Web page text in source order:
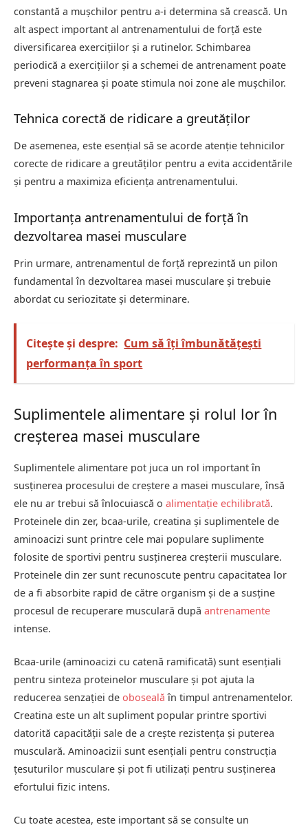
constantă a mușchilor pentru a-i determina să crească. Un
alt aspect important al antrenamentului de forță este
diversificarea exercițiilor și a rutinelor. Schimbarea
periodică a exercițiilor și a schemei de antrenament poate
preveni stagnarea și poate stimula noi zone ale mușchilor.
Tehnica corectă de ridicare a greutăților
De asemenea, este esențial să se acorde atenție tehnicilor
corecte de ridicare a greutăților pentru a evita accidentările
și pentru a maximiza eficiența antrenamentului.
Importanța antrenamentului de forță în
dezvoltarea masei musculare
Prin urmare, antrenamentul de forță reprezintă un pilon
fundamental în dezvoltarea masei musculare și trebuie
abordat cu seriozitate și determinare.
Citește și despre: Cum să îți îmbunătățești
performanța în sport
Suplimentele alimentare și rolul lor în
creșterea masei musculare
Suplimentele alimentare pot juca un rol important în
susținerea procesului de creștere a masei musculare, însă
ele nu ar trebui să înlocuiască o alimentație echilibrată.
Proteinele din zer, bcaa-urile, creatina și suplimentele de
aminoacizi sunt printre cele mai populare suplimente
folosite de sportivi pentru susținerea creșterii musculare.
Proteinele din zer sunt recunoscute pentru capacitatea lor
de a fi absorbite rapid de către organism și de a susține
procesul de recuperare musculară după antrenamente
intense.
Bcaa-urile (aminoacizi cu catenă ramificată) sunt esențiali
pentru sinteza proteinelor musculare și pot ajuta la
reducerea senzației de oboseală în timpul antrenamentelor.
Creatina este un alt supliment popular printre sportivi
datorită capacității sale de a crește rezistența și puterea
musculară. Aminoacizii sunt esențiali pentru construcția
țesuturilor musculare și pot fi utilizați pentru susținerea
efortului fizic intens.
Cu toate acestea, este important să se consulte un